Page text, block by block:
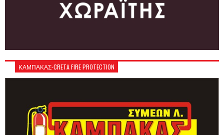
ΚΑΜΠΑΚΑΣ-CRETA FIRE PROTECTION